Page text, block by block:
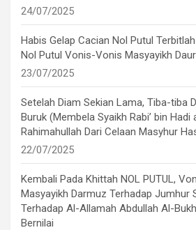
24/07/2025
Habis Gelap Cacian Nol Putul
Nol Putul Vonis-Vonis Masyayikh
23/07/2025
Setelah Diam Sekian Lama, Tiba-tiba
Buruk (Membela Syaikh Rabi’ bin Hadi
Rahimahullah Dari Celaan Masyhur
22/07/2025
Kembali Pada Khittah NOL PUTUL,
Masyayikh Darmuz Terhadap Jumhur
Terhadap Al-Allamah Abdullah Al-
Bernilai